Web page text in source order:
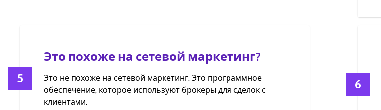
5
Это похоже на сетевой маркетинг?
Это не похоже на сетевой маркетинг. Это программное
обеспечение, которое используют брокеры для сделок с
клиентами.
6